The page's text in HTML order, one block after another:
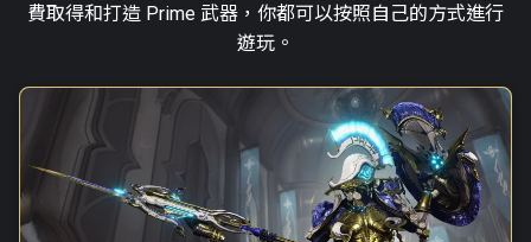
費取得和打造 Prime 武器，你都可以按照自己的方式進行
遊玩。